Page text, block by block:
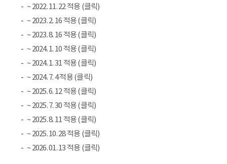
~ 2022. 11. 22 적용 (클릭)
~ 2023. 2. 16 적용 (클릭)
~ 2023. 8. 16 적용 (클릭)
~ 2024. 1. 10 적용 (클릭)
~ 2024. 1. 31 적용 (클릭)
~ 2024. 7. 4 적용 (클릭)
~ 2025. 6. 12 적용 (클릭)
~ 2025. 7. 30 적용 (클릭)
~ 2025. 8. 11 적용 (클릭)
~ 2025. 10. 28 적용 (클릭)
~ 2026. 01. 13 적용 (클릭)